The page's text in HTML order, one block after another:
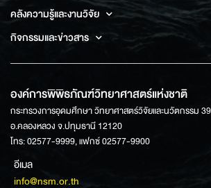
คลังความรู้และงานวิจัย
กิจกรรมและข่าวสาร
องค์การพิพิธภัณฑ์วิทยาศาสตร์แห่งชาติ
กระทรวงการอุดมศึกษา วิทยาศาสตร์วิจัยและนวัตกรรม
อ.คลองหลวง จ.ปทุมธานี 12120
โทร: 02577-9999, แฟกซ์ 02577-9900
อีเมล
info@nsm.or.th